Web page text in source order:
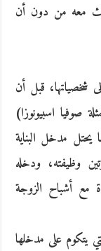
معه من دون أن
شخصياتها، قبل أن
صوفيا اسبيونوزا)
مدخل البناية
وظيفته، ودخله
مع أشباح الزوجة
يتكوم على مدخلها